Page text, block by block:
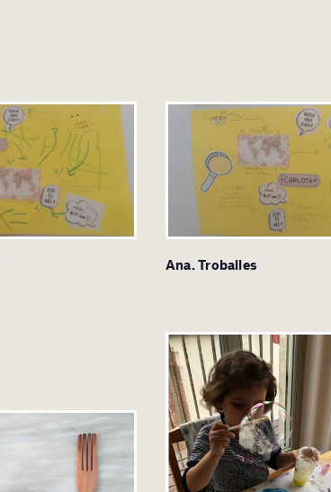
Ana. Troballes